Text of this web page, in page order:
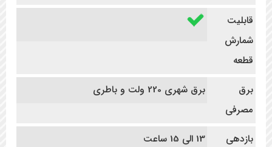
قابلیت
شمارش
قطعه
برق
مصرفی
برق شهری 220 ولت و باطری
بازدهی
13 الی 15 ساعت